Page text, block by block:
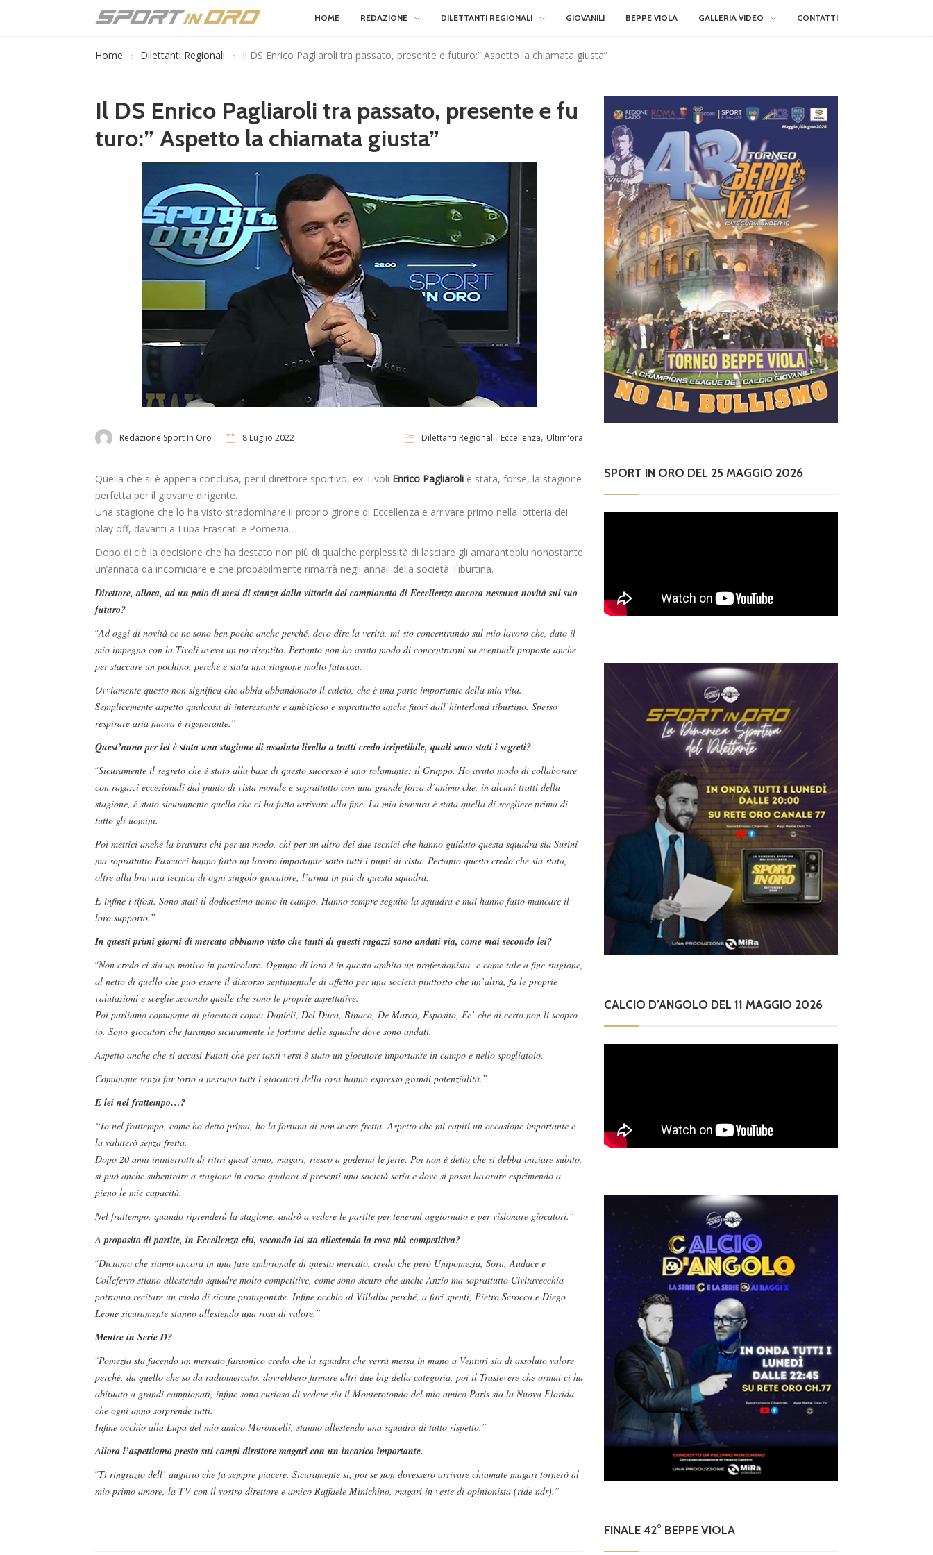
HOME REDAZIONE DILETTANTI REGIONALI GIOVANILI BEPPE VIOLA GALLERIA VIDEO CONTATTI
Home Dilettanti Regionali Il DS Enrico Pagliaroli tra passato, presente e futuro:” Aspetto la chiamata giusta”
Il DS Enrico Pagliaroli tra passato, presente e fu
turo:” Aspetto la chiamata giusta”
Redazione Sport In Oro 8 Luglio 2022 Dilettanti Regionali, Eccellenza, Ultim'ora
Quella che si è appena conclusa, per il direttore sportivo, ex Tivoli Enrico Pagliaroli è stata, forse, la stagione
perfetta per il giovane dirigente.
Una stagione che lo ha visto stradominare il proprio girone di Eccellenza e arrivare primo nella lotteria dei
play off, davanti a Lupa Frascati e Pomezia.
Dopo di ciò la decisione che ha destato non più di qualche perplessità di lasciare gli amarantoblu nonostante
un’annata da incorniciare e che probabilmente rimarrà negli annali della società Tiburtina.
Direttore, allora, ad un paio di mesi di stanza dalla vittoria del campionato di Eccellenza ancora nessuna novità sul suo
futuro?
“Ad oggi di novità ce ne sono ben poche anche perché, devo dire la verità, mi sto concentrando sul mio lavoro che, dato il
mio impegno con la Tivoli aveva un po risentito. Pertanto non ho avuto modo di concentrarmi su eventuali proposte anche
per staccare un pochino, perché è stata una stagione molto faticosa.
Ovviamente questo non significa che abbia abbandonato il calcio, che è una parte importante della mia vita.
Semplicemente aspetto qualcosa di interessante e ambizioso e soprattutto anche fuori dall’hinterland tiburtino. Spesso
respirare aria nuova è rigenerante.”
Quest’anno per lei è stata una stagione di assoluto livello a tratti credo irripetibile, quali sono stati i segreti?
“Sicuramente il segreto che è stato alla base di questo successo è uno solamante: il Gruppo. Ho avuto modo di collaborare
con ragazzi eccezionali dal punto di vista morale e soprattutto con una grande forza d’animo che, in alcuni tratti della
stagione, è stato sicuramente quello che ci ha fatto arrivare alla fine. La mia bravura è stata quella di scegliere prima di
tutto gli uomini.
Poi mettici anche la bravura chi per un modo, chi per un altro dei due tecnici che hanno guidato questa squadra sia Susini
ma soprattutto Pascucci hanno fatto un lavoro importante sotto tutti i punti di vista. Pertanto questo credo che sia stata,
oltre alla bravura tecnica di ogni singolo giocatore, l’arma in più di questa squadra.
E infine i tifosi. Sono stati il dodicesimo uomo in campo. Hanno sempre seguito la squadra e mai hanno fatto mancare il
loro supporto.”
In questi primi giorni di mercato abbiamo visto che tanti di questi ragazzi sono andati via, come mai secondo lei?
“Non credo ci sia un motivo in particolare. Ognuno di loro è in questo ambito un professionista e come tale a fine stagione,
al netto di quello che può essere il discorso sentimentale di affetto per una società piuttosto che un’altra, fa le proprie
valutazioni e sceglie secondo quelle che sono le proprie aspettative.
Poi parliamo comunque di giocatori come: Danieli, Del Duca, Binaco, De Marco, Esposito, Fe’ che di certo non li scopro
io. Sono giocatori che faranno sicuramente le fortune delle squadre dove sono andati.
Aspetto anche che si accasi Fatati che per tanti versi è stato un giocatore importante in campo e nello spogliatoio.
Comunque senza far torto a nessuno tutti i giocatori della rosa hanno espresso grandi potenzialità.”
E lei nel frattempo…?
“Io nel frattempo, come ho detto prima, ho la fortuna di non avere fretta. Aspetto che mi capiti un occasione importante e
la valuterò senza fretta.
Dopo 20 anni ininterrotti di ritiri quest’anno, magari, riesco a godermi le ferie. Poi non è detto che si debba iniziare subito,
si può anche subentrare a stagione in corso qualora si presenti una società seria e dove si possa lavorare esprimendo a
pieno le mie capacità.
Nel frattempo, quando riprenderà la stagione, andrò a vedere le partite per tenermi aggiornato e per visionare giocatori.”
A proposito di partite, in Eccellenza chi, secondo lei sta allestendo la rosa più competitiva?
“Diciamo che siamo ancora in una fase embrionale di questo mercato, credo che però Unipomezia, Sora, Audace e
Colleferro stiano allestendo squadre molto competitive, come sono sicuro che anche Anzio ma soprattutto Civitavecchia
potranno recitare un ruolo di sicure protagoniste. Infine occhio al Villalba perché, a fari spenti, Pietro Scrocca e Diego
Leone sicuramente stanno allestendo una rosa di valore.”
Mentre in Serie D?
“Pomezia sta facendo un mercato faraonico credo che la squadra che verrà messa in mano a Venturi sia di assoluto valore
perché, da quello che so da radiomercato, dovrebbero firmare altri due big della categoria, poi il Trastevere che ormai ci ha
abituato a grandi campionati, infine sono curioso di vedere sia il Monterotondo del mio amico Paris sia la Nuova Florida
che ogni anno sorprende tutti.
Infine occhio alla Lupa del mio amico Moroncelli, stanno allestendo una squadra di tutto rispetto.”
Allora l’aspettiamo presto sui campi direttore magari con un incarico importante.
”Ti ringrazio dell’ augurio che fa sempre piacere. Sicuramente si, poi se non dovessero arrivare chiamate magari tornerò al
mio primo amore, la TV con il vostro direttore e amico Raffaele Minichino, magari in veste di opinionista (ride ndr).”
SPORT IN ORO DEL 25 MAGGIO 2026
CALCIO D’ANGOLO DEL 11 MAGGIO 2026
FINALE 42° BEPPE VIOLA